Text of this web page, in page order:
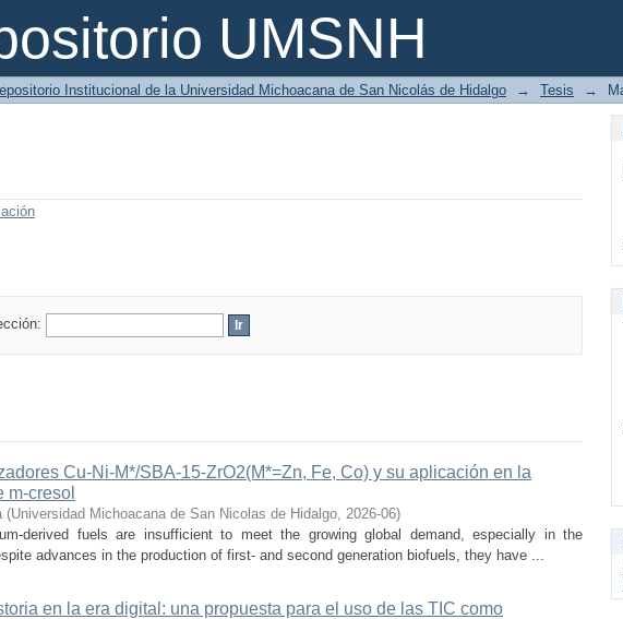
UMSNH
Institucional de la Universidad Michoacana de San Nicolás de Hidalgo → Tesis →
Cu-Ni-M*/SBA-15-ZrO2(M*=Zn, Fe, Co) y su aplicación en la
m-cresol
(Universidad Michoacana de San Nicolas de Hidalgo, 2026-06)
derived fuels are insufficient to meet the growing global demand, especially in the
advances in the production of first- and second generation biofuels, they have ...
en la era digital: una propuesta para el uso de las TIC como